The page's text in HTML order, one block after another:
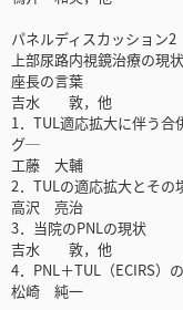
パネルディスカッション2
上部尿路内視鏡治療の現
座長の言葉
吉水 敦，他
1．TUL適応拡大に伴う
グ─
工藤 大輔
2．TULの適応拡大とその
高沢 亮治
3．当院のPNLの現状
吉水 敦，他
4．PNL＋TUL（ECIRS）
松崎 純一